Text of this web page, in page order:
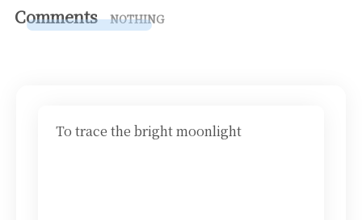
Comments NOTHING
To trace the bright moonlight